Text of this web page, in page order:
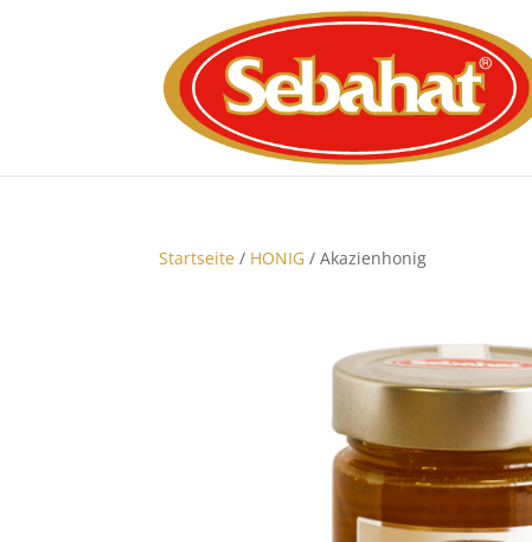
Startseite / HONIG / Akazienhonig